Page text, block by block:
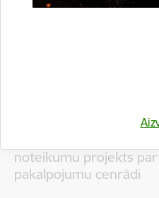
noteikumu projekts
pakalpojumu cenrādi